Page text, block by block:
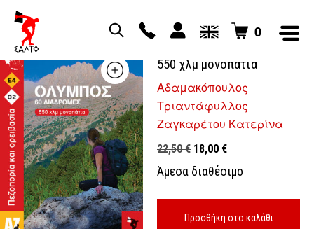
0
550 χλμ μονοπάτια
Αδαμακόπουλος
Τριαντάφυλλος
Ζαγκαρέτου Κατερίνα
22,50€ Original
price
22,50 €.
18,00 €Η
τρέχουσα
τιμή
είναι:
18,00 €.
Άμεσα διαθέσιμο
Προσθήκη στο καλάθι